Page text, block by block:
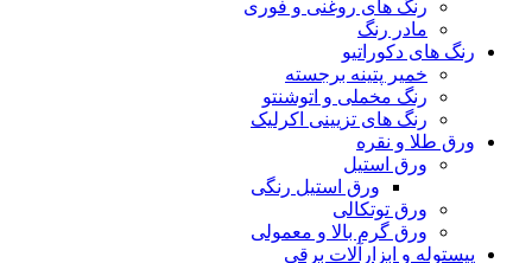
رنگ‌ های روغنی و فوری
مادر رنگ
رنگ های دکوراتیو
خمیر پتینه برجسته
رنگ مخملی و اتوشنتو
رنگ های تزیینی اکرلیک
ورق طلا و نقره
ورق استیل
ورق استیل رنگی
ورق توتکالی
ورق گرم بالا و معمولی
پیستوله و ابزارآلات برقی